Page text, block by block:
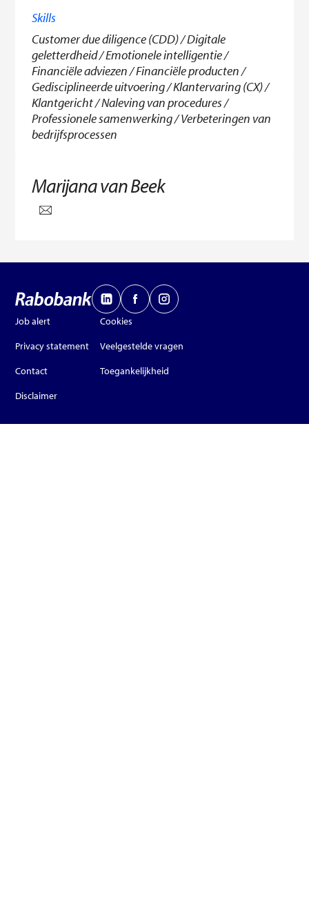
Skills
Customer due diligence (CDD) / Digitale
geletterdheid / Emotionele intelligentie /
Financiële adviezen / Financiële producten /
Gedisciplineerde uitvoering / Klantervaring (CX) /
Klantgericht / Naleving van procedures /
Professionele samenwerking / Verbeteringen van
bedrijfsprocessen
Marijana van Beek
Job alert
Privacy statement
Contact
Disclaimer
Cookies
Veelgestelde vragen
Toegankelijkheid